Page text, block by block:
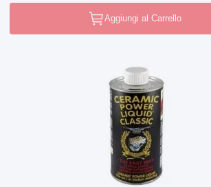
Aggiungi al Carrello